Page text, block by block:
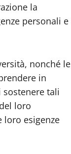
la
personali e
nonché le
in
tali
loro
loro esigenze